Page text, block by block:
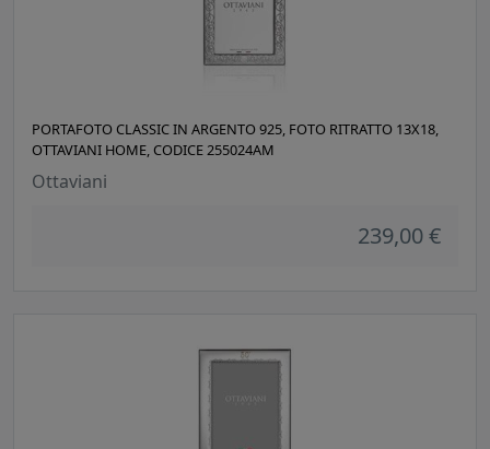
PORTAFOTO CLASSIC IN ARGENTO 925, FOTO RITRATTO 13X18,
OTTAVIANI HOME, CODICE 255024AM
Ottaviani
239,00 €